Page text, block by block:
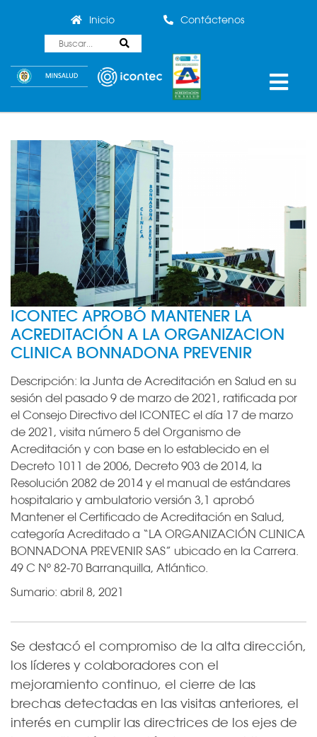
Inicio Contáctenos
ICONTEC APROBÓ MANTENER LA
ACREDITACIÓN A LA ORGANIZACION
CLINICA BONNADONA PREVENIR
Descripción: la Junta de Acreditación en Salud en su
sesión del pasado 9 de marzo de 2021, ratificada por
el Consejo Directivo del ICONTEC el día 17 de marzo
de 2021, visita número 5 del Organismo de
Acreditación y con base en lo establecido en el
Decreto 1011 de 2006, Decreto 903 de 2014, la
Resolución 2082 de 2014 y el manual de estándares
hospitalario y ambulatorio versión 3,1 aprobó
Mantener el Certificado de Acreditación en Salud,
categoría Acreditado a “LA ORGANIZACIÓN CLINICA
BONNADONA PREVENIR SAS” ubicado en la Carrera.
49 C Nº 82-70 Barranquilla, Atlántico.
Sumario: abril 8, 2021
Se destacó el compromiso de la alta dirección,
los líderes y colaboradores con el
mejoramiento continuo, el cierre de las
brechas detectadas en las visitas anteriores, el
interés en cumplir las directrices de los ejes de